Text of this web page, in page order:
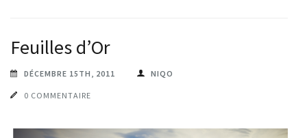
Feuilles d’Or
DÉCEMBRE 15TH, 2011 NIQO
0 COMMENTAIRE